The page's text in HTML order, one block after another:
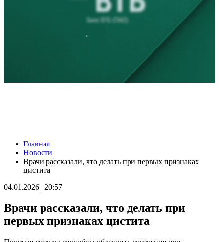
Серия магнитных бурь ожидается в Самарской области во
второй половине августа
08.08.2026 | 21:52
"Акрон" вничью сыграл с "Локомотивом" в третьем туре РПЛ
Вячеслав Федорищев поздравил "Волонтёров-медиков" с
08.08.2026 | 21:07
Есть погибшие: в Ставропольском районе столкнулись две
моторные лодки
Главная
Новости
Врачи рассказали, что делать при первых признаках
цистита
04.01.2026 | 20:57
Врачи рассказали, что делать при
первых признаках цистита